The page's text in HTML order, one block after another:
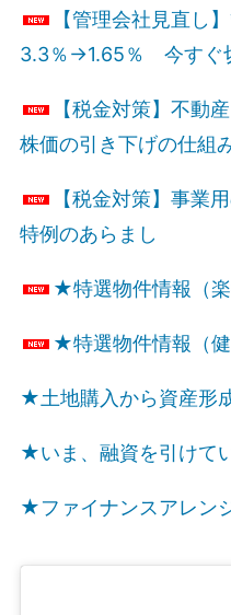
【管理会社見直し
3.3％→1.65％ 今すぐ
【税金対策】不動
株価の引き下げの仕組
【税金対策】事業
特例のあらまし
★特選物件情報（楽
★特選物件情報（健
★土地購入から資産形
★いま、融資を引けて
★ファイナンスアレン